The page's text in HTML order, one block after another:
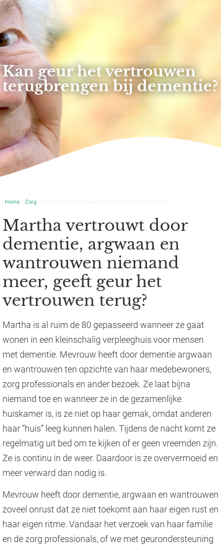
Kan geur het vertrouwen
terugbrengen bij dementie?
Home Zorg
Martha vertrouwt door
dementie, argwaan en
wantrouwen niemand
meer, geeft geur het
vertrouwen terug?
Martha is al ruim de 80 gepasseerd wanneer ze gaat
wonen in een kleinschalig verpleeghuis voor mensen
met dementie. Mevrouw heeft door dementie argwaan
en wantrouwen ten opzichte van haar medebewoners,
zorg professionals en ander bezoek. Ze laat bijna
niemand toe en wanneer ze in de gezamenlijke
huiskamer is, is ze niet op haar gemak, omdat anderen
haar “huis” leeg kunnen halen. Tijdens de nacht komt ze
regelmatig uit bed om te kijken of er geen vreemden zijn.
Ze is continu in de weer. Daardoor is ze oververmoeid en
meer verward dan nodig is.
Mevrouw heeft door dementie, argwaan en wantrouwen
zoveel onrust dat ze niet toekomt aan haar eigen rust en
haar eigen ritme. Vandaar het verzoek van haar familie
en de zorg professionals, of we met geurondersteuning